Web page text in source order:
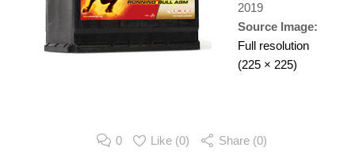
2019
Source Image:
Full resolution
(225 × 225)
0 Like (0) Share (0)